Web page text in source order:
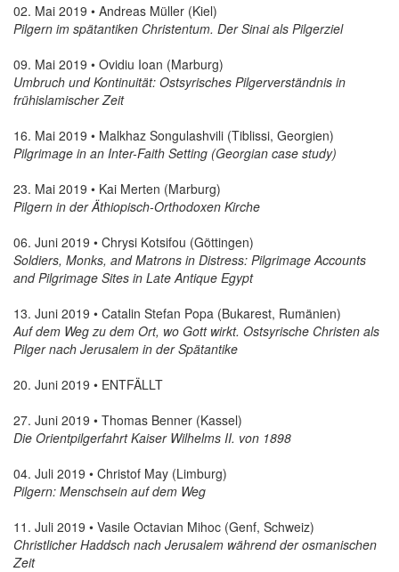
02. Mai 2019 • Andreas Müller (Kiel)
Pilgern im spätantiken Christentum. Der Sinai als Pilgerziel
09. Mai 2019 • Ovidiu Ioan (Marburg)
Umbruch und Kontinuität: Ostsyrisches Pilgerverständnis in
frühislamischer Zeit
16. Mai 2019 • Malkhaz Songulashvili (Tiblissi, Georgien)
Pilgrimage in an Inter-Faith Setting (Georgian case study)
23. Mai 2019 • Kai Merten (Marburg)
Pilgern in der Äthiopisch-Orthodoxen Kirche
06. Juni 2019 • Chrysi Kotsifou (Göttingen)
Soldiers, Monks, and Matrons in Distress: Pilgrimage Accounts
and Pilgrimage Sites in Late Antique Egypt
13. Juni 2019 • Catalin Stefan Popa (Bukarest, Rumänien)
Auf dem Weg zu dem Ort, wo Gott wirkt. Ostsyrische Christen als
Pilger nach Jerusalem in der Spätantike
20. Juni 2019 • ENTFÄLLT
27. Juni 2019 • Thomas Benner (Kassel)
Die Orientpilgerfahrt Kaiser Wilhelms II. von 1898
04. Juli 2019 • Christof May (Limburg)
Pilgern: Menschsein auf dem Weg
11. Juli 2019 • Vasile Octavian Mihoc (Genf, Schweiz)
Christlicher Haddsch nach Jerusalem während der osmanischen
Zeit